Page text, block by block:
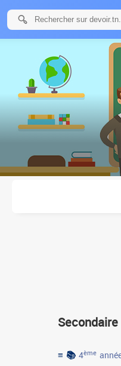
Secondaire
≡ 📚4ème